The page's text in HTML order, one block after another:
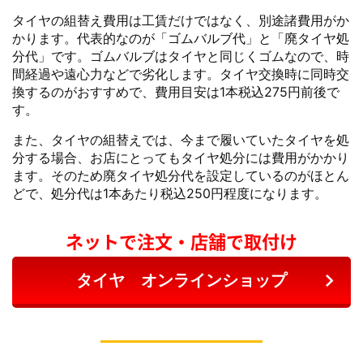
タイヤの組替え費用は工賃だけではなく、別途諸費用がか
かります。代表的なのが「ゴムバルブ代」と「廃タイヤ処
分代」です。ゴムバルブはタイヤと同じくゴムなので、時
間経過や遠心力などで劣化します。タイヤ交換時に同時交
換するのがおすすめで、費用目安は1本税込275円前後で
す。
また、タイヤの組替えでは、今まで履いていたタイヤを処
分する場合、お店にとってもタイヤ処分には費用がかかり
ます。そのため廃タイヤ処分代を設定しているのがほとん
どで、処分代は1本あたり税込250円程度になります。
ネットで注文・店舗で取付け
タイヤ オンラインショップ